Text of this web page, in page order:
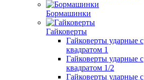
Бормашинки
Гайковерты
Гайковерты ударные с
квадратом 1
Гайковерты ударные с
квадратом 1/2
Гайковерты ударные с